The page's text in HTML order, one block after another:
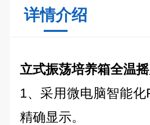
详情介绍
立式振荡培养箱全温
1、采用微电脑智能
精确显示。